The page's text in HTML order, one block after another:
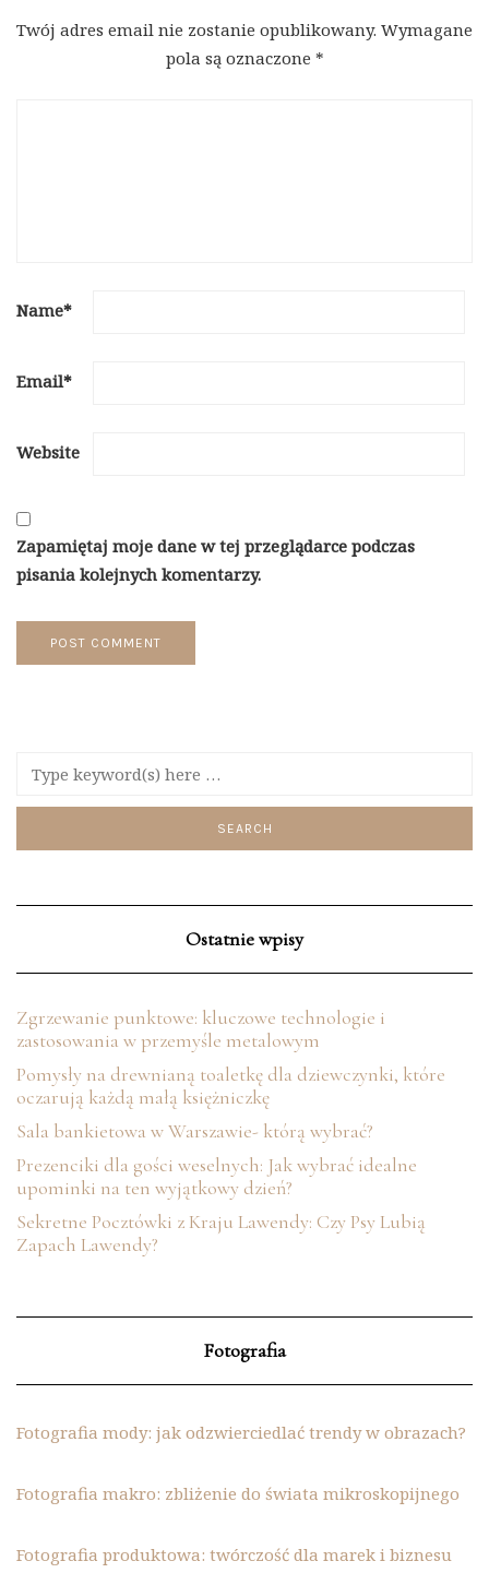
Twój adres email nie zostanie opublikowany. Wymagane
pola są oznaczone *
Name*
Email*
Website
Zapamiętaj moje dane w tej przeglądarce podczas
pisania kolejnych komentarzy.
Ostatnie wpisy
Zgrzewanie punktowe: kluczowe technologie i
zastosowania w przemyśle metalowym
Pomysły na drewnianą toaletkę dla dziewczynki, które
oczarują każdą małą księżniczkę
Sala bankietowa w Warszawie- którą wybrać?
Prezenciki dla gości weselnych: Jak wybrać idealne
upominki na ten wyjątkowy dzień?
Sekretne Pocztówki z Kraju Lawendy: Czy Psy Lubią
Zapach Lawendy?
Fotografia
Fotografia mody: jak odzwierciedlać trendy w obrazach?
Fotografia makro: zbliżenie do świata mikroskopijnego
Fotografia produktowa: twórczość dla marek i biznesu